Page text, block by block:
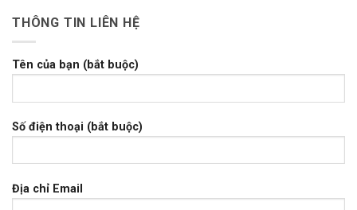
THÔNG TIN LIÊN HỆ
Tên của bạn (bắt buộc)
Số điện thoại (bắt buộc)
Địa chỉ Email